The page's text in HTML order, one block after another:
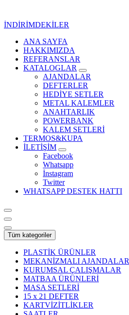
İNDİRİMDEKİLER
Kurumsal Promosyon-Hediyelik
ANA SAYFA
HAKKIMIZDA
REFERANSLAR
KATALOGLAR
AJANDALAR
DEFTERLER
HEDİYE SETLER
METAL KALEMLER
ANAHTARLIK
POWERBANK
KALEM SETLERİ
TERMOS&KUPA
İLETİŞİM
Facebook
Whatsapp
İnstagram
Twitter
WHATSAPP DESTEK HATTI
Tüm kategoriler
PLASTİK ÜRÜNLER
MEKANİZMALI AJANDALAR
KURUMSAL ÇALIŞMALAR
MATBAA ÜRÜNLERİ
MASA SETLERİ
15 x 21 DEFTER
KARTVİZİTLİKLER